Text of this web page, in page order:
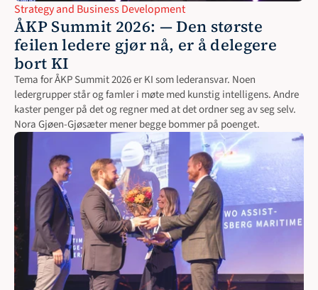
Strategy and Business Development
ÅKP Summit 2026: — Den største
feilen ledere gjør nå, er å delegere
bort KI
Tema for ÅKP Summit 2026 er KI som lederansvar. Noen
ledergrupper står og famler i møte med kunstig intelligens. Andre
kaster penger på det og regner med at det ordner seg av seg selv.
Nora Gjøen-Gjøsæter mener begge bommer på poenget.